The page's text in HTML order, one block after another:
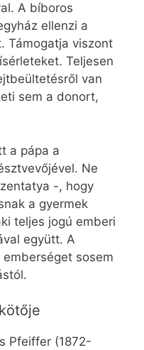
A bíboros
ellenzi a
Támogatja viszont
Teljesen
van
sem a donort,
a pápa a
Ne
-, hogy
a gyermek
teljes jogú emberi
együtt. A
sosem
Pfeiffer (1872-